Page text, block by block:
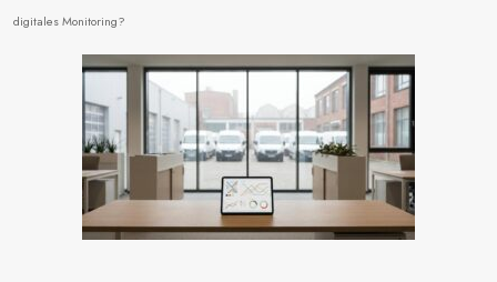
digitales Monitoring?